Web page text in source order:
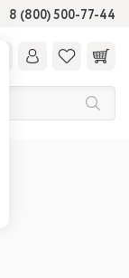
8 (800) 500-77-44